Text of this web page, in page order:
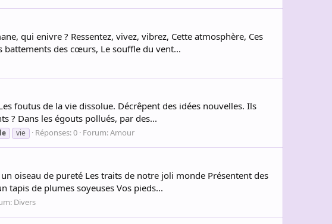
qui enivre ? Ressentez, vivez, vibrez, Cette atmosphère, Ces
battements des cœurs, Le souffle du vent...
foutus de la vie dissolue. Décrêpent des idées nouvelles. Ils
? Dans les égouts pollués, par des...
vie Réponses: 0 Forum:Amour
oiseau de pureté Les traits de notre joli monde Présentent des
tapis de plumes soyeuses Vos pieds...
Divers